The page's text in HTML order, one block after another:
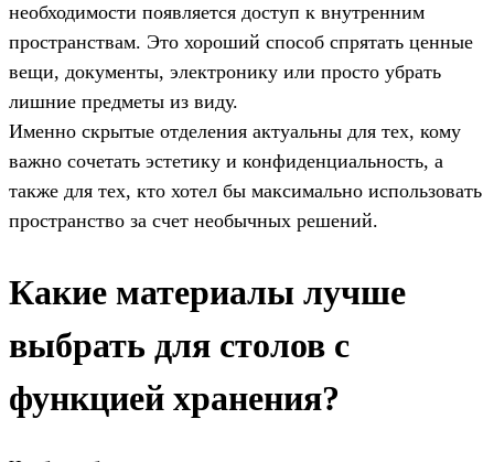
необходимости появляется доступ к внутренним
пространствам. Это хороший способ спрятать ценные
вещи, документы, электронику или просто убрать
лишние предметы из виду.
Именно скрытые отделения актуальны для тех, кому
важно сочетать эстетику и конфиденциальность, а
также для тех, кто хотел бы максимально использовать
пространство за счет необычных решений.
Какие материалы лучше
выбрать для столов с
функцией хранения?